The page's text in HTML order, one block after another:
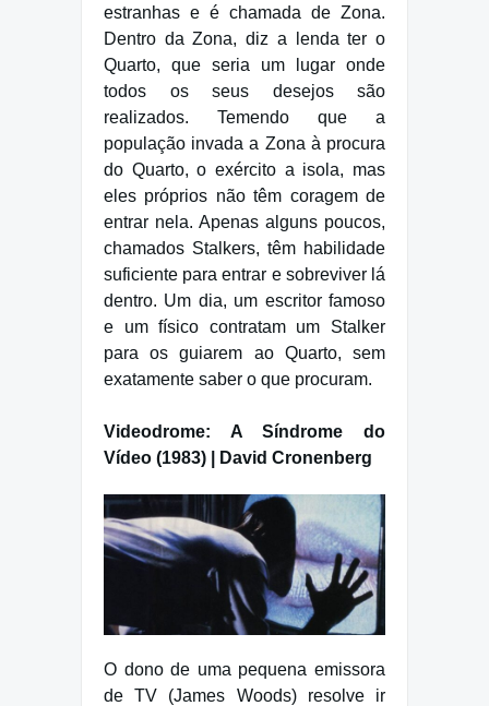
estranhas e é chamada de Zona.
Dentro da Zona, diz a lenda ter o
Quarto, que seria um lugar onde
todos os seus desejos são
realizados. Temendo que a
população invada a Zona à procura
do Quarto, o exército a isola, mas
eles próprios não têm coragem de
entrar nela. Apenas alguns poucos,
chamados Stalkers, têm habilidade
suficiente para entrar e sobreviver lá
dentro. Um dia, um escritor famoso
e um físico contratam um Stalker
para os guiarem ao Quarto, sem
exatamente saber o que procuram.
Videodrome: A Síndrome do
Vídeo (1983) | David Cronenberg
O dono de uma pequena emissora
de TV (James Woods) resolve ir